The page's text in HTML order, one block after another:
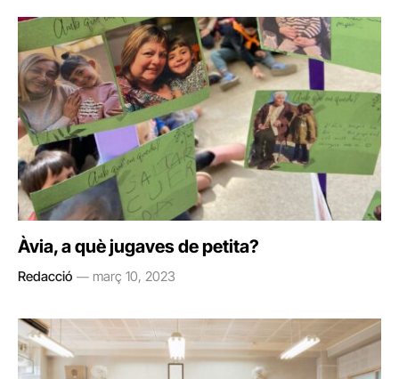
Àvia, a què jugaves de petita?
Redacció març 10, 2023